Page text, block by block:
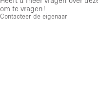
om te vragen!
Contacteer de eigenaar